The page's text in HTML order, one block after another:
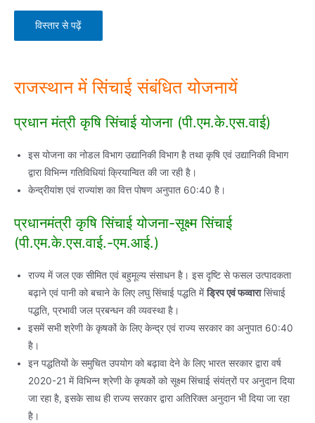
विस्तार से पढ़ें
राजस्थान में सिंचाई संबंधित योजनायें
प्रधान मंत्री कृषि सिंचाई योजना (पी.एम.के.एस.वाई)
इस योजना का नोडल विभाग उद्यानिकी विभाग है तथा कृषि एवं उद्यानिकी विभाग
द्वारा विभिन्न गतिविधियां क्रियान्वित की जा रही है।
केन्द्रीयांश एवं राज्यांश का वित्त पोषण अनुपात 60:40 है।
प्रधानमंत्री कृषि सिंचाई योजना-सूक्ष्म सिंचाई
(पी.एम.के.एस.वाई.-एम.आई.)
राज्य में जल एक सीमित एवं बहुमूल्य संसाधन है। इस दृष्टि से फसल उत्पादकता
बढ़ाने एवं पानी को बचाने के लिए लघु सिंचाई पद्धति मेंड्रिप एवं फव्वारासिंचाई
पद्धति, प्रभावी जल प्रबन्धन की व्यवस्था है।
इसमें सभी श्रेणी के कृषकों के लिए केन्द्र एवं राज्य सरकार का अनुपात 60:40
है।
इन पद्धतियों के समुचित उपयोग को बढ़ावा देने के लिए भारत सरकार द्वारा वर्ष
2020-21 में विभिन्न श्रेणी के कृषकों को सूक्ष्म सिंचाई संयंत्रों पर अनुदान दिया
जा रहा है, इसके साथ ही राज्य सरकार द्वारा अतिरिक्त अनुदान भी दिया जा रहा
है।